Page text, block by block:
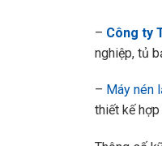
– Công ty
nghiệp, tủ
– Máy nén
thiết kế